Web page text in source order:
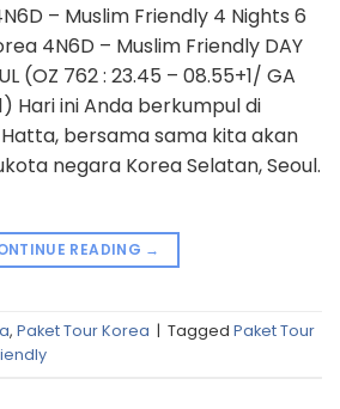
– Muslim Friendly 4 Nights 6
4N6D – Muslim Friendly DAY
(OZ 762 : 23.45 – 08.55+1/ GA
Hari ini Anda berkumpul di
bersama sama kita akan
negara Korea Selatan, Seoul.
READING →
, Paket Tour Korea | Tagged Paket Tour